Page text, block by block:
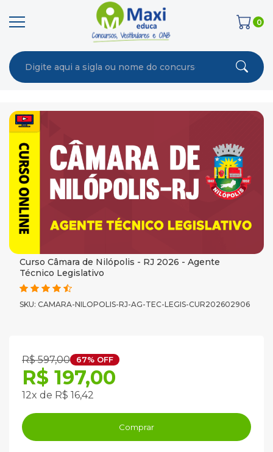
0
Curso Câmara de Nilópolis - RJ 2026 - Agente
Técnico Legislativo
SKU: CAMARA-NILOPOLIS-RJ-AG-TEC-LEGIS-CUR202602906
R$ 597,00 67% OFF
R$ 197,00
12x de R$ 16,42
Comprar